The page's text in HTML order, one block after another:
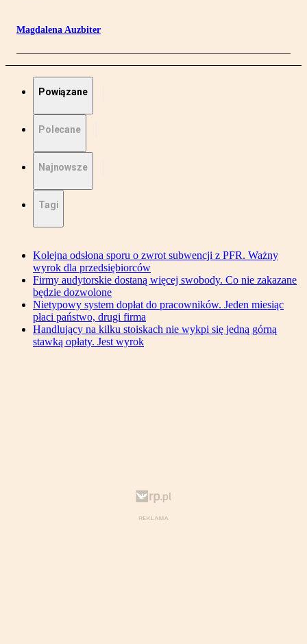
Magdalena Auzbiter
Powiązane
Polecane
Najnowsze
Tagi
Kolejna odsłona sporu o zwrot subwencji z PFR. Ważny
wyrok dla przedsiębiorców
Firmy audytorskie dostaną więcej swobody. Co nie zakazane
będzie dozwolone
Nietypowy system dopłat do pracowników. Jeden miesiąc
płaci państwo, drugi firma
Handlujący na kilku stoiskach nie wykpi się jedną górną
stawką opłaty. Jest wyrok